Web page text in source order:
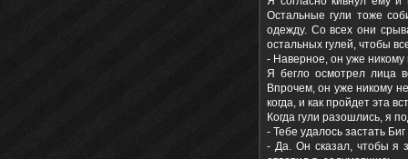
Остальные гули тоже
одежду. Со всех они
остальных гулей, чтобы
- Наверное, он уже никому
Я бегло осмотрел лица
Впрочем, он уже никому
когда, и как пройдет эта
Когда гули разошлись, я
- Тебе удалось застать
- Да. Он сказал, чтобы я